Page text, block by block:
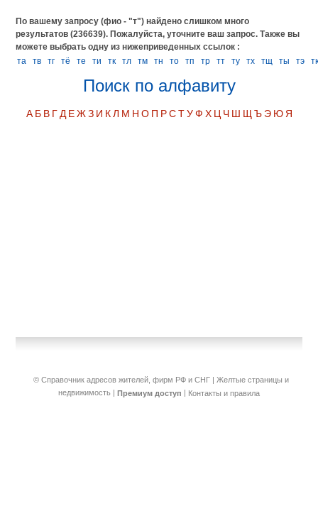
По вашему запросу (фио - "т") найдено слишком много
результатов (236639). Пожалуйста, уточните ваш запрос.Также вы
можете выбрать одну из нижеприведенных ссылок :
та
тв тг тё те ти тк тл тм тн то тп тр тт ту тх тщ ты тэ
Поиск по алфавиту
А Б В Г Д Е Ж З И К Л М Н О П Р С Т У Ф Х Ц Ч Ш Щ Ъ Э Ю Я
© Справочник адресов жителей, фирм РФ и СНГ | Желтые страницы и
недвижимость | Премиум доступ | Контакты и правила